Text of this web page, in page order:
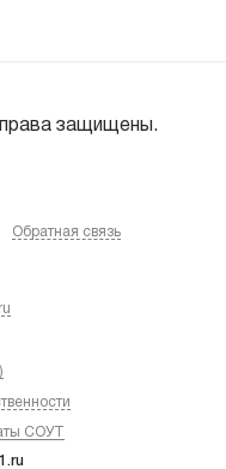
защищены.
Обратная связь
СОУТ